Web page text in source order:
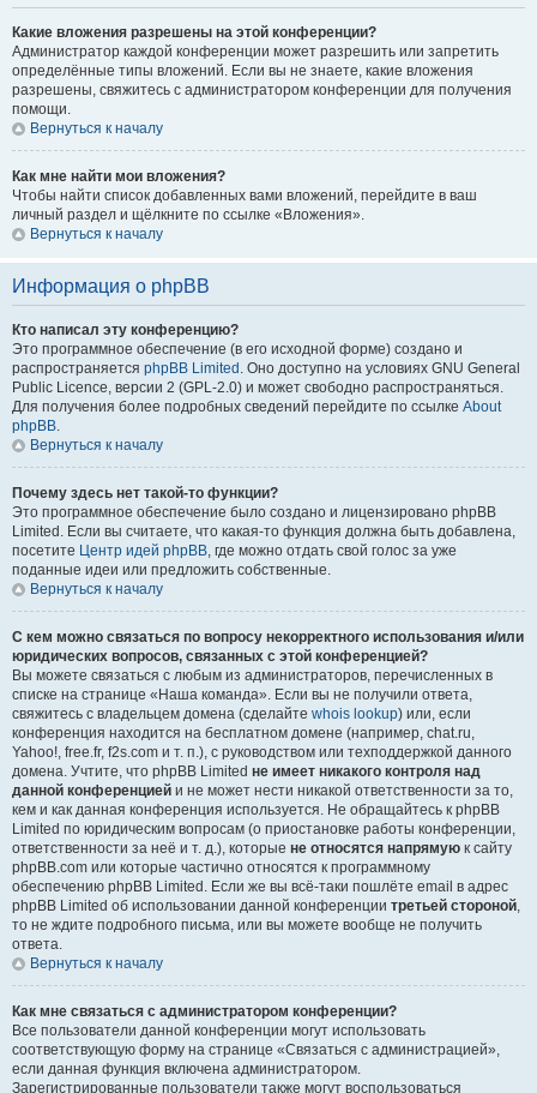
Какие вложения разрешены на этой конференции?
Администратор каждой конференции может разрешить или запретить
определённые типы вложений. Если вы не знаете, какие вложения
разрешены, свяжитесь с администратором конференции для получения
помощи.
Вернуться к началу
Как мне найти мои вложения?
Чтобы найти список добавленных вами вложений, перейдите в ваш
личный раздел и щёлкните по ссылке «Вложения».
Вернуться к началу
Информация о phpBB
Кто написал эту конференцию?
Это программное обеспечение (в его исходной форме) создано и
распространяется phpBB Limited . Оно доступно на условиях GNU General
Public Licence, версии 2 (GPL-2.0) и может свободно распространяться.
Для получения более подробных сведений перейдите по ссылке About
phpBB.
Вернуться к началу
Почему здесь нет такой-то функции?
Это программное обеспечение было создано и лицензировано phpBB
Limited. Если вы считаете, что какая-то функция должна быть добавлена,
посетите Центр идей phpBB, где можно отдать свой голос за уже
поданные идеи или предложить собственные.
Вернуться к началу
С кем можно связаться по вопросу некорректного использования и/или
юридических вопросов, связанных с этой конференцией?
Вы можете связаться с любым из администраторов, перечисленных в
списке на странице «Наша команда». Если вы не получили ответа,
свяжитесь с владельцем домена (сделайте whois lookup) или, если
конференция находится на бесплатном домене (например, chat.ru,
Yahoo!, free.fr, f2s.com и т. п.), с руководством или техподдержкой данного
домена. Учтите, что phpBB Limited не имеет никакого контроля над
данной конференцией и не может нести никакой ответственности за то,
кем и как данная конференция используется. Не обращайтесь к phpBB
Limited по юридическим вопросам (о приостановке работы конференции,
ответственности за неё и т. д.), которые не относятся напрямую к сайту
phpBB.com или которые частично относятся к программному
обеспечению phpBB Limited. Если же вы всё-таки пошлёте email в адрес
phpBB Limited об использовании данной конференции третьей стороной,
то не ждите подробного письма, или вы можете вообще не получить
ответа.
Вернуться к началу
Как мне связаться с администратором конференции?
Все пользователи данной конференции могут использовать
соответствующую форму на странице «Связаться с администрацией»,
если данная функция включена администратором.
Зарегистрированные пользователи также могут воспользоваться